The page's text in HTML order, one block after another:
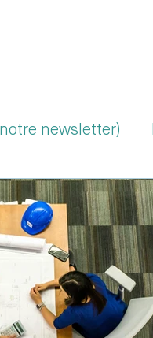
newsletter)